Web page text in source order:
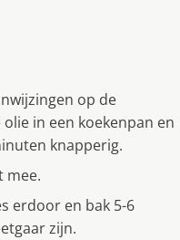
op de
in een koekenpan en
knapperig.
mee.
erdoor en bak 5-6
zijn.